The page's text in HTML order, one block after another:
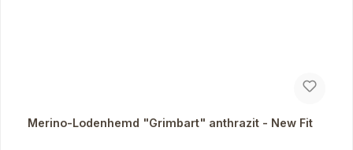
Merino-Lodenhemd "Grimbart" anthrazit - New Fit